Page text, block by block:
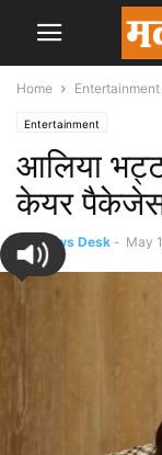
Home Entertainment
Entertainment
आलिया भट्ट
केयर
By News Desk - May